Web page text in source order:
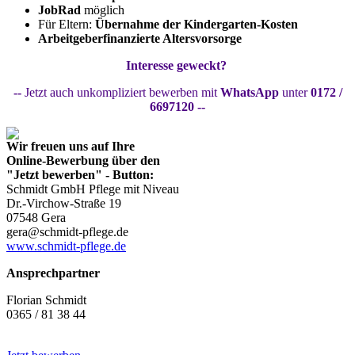
JobRad möglich
Für Eltern: Übernahme der Kindergarten-Kosten
Arbeitgeberfinanzierte Altersvorsorge
Interesse geweckt?
--Jetzt auch unkompliziert bewerben mit WhatsApp unter0172 /
6697120 --
Wir freuen uns auf Ihre
Online-Bewerbung über den
"Jetzt bewerben" - Button:
Schmidt GmbH Pflege mit Niveau
Dr.-Virchow-Straße 19
07548 Gera
gera@schmidt-pflege.de
www.schmidt-pflege.de
Ansprechpartner
Florian Schmidt
0365 / 81 38 44